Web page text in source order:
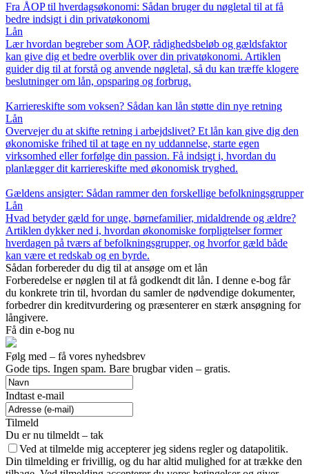
Fra ÅOP til hverdagsøkonomi: Sådan bruger du nøgletal til at få
bedre indsigt i din privatøkonomi
Lån
Lær hvordan begreber som ÅOP, rådighedsbeløb og gældsfaktor
kan give dig et bedre overblik over din privatøkonomi. Artiklen
guider dig til at forstå og anvende nøgletal, så du kan træffe klogere
beslutninger om lån, opsparing og forbrug.
Karriereskifte som voksen? Sådan kan lån støtte din nye retning
Lån
Overvejer du at skifte retning i arbejdslivet? Et lån kan give dig den
økonomiske frihed til at tage en ny uddannelse, starte egen
virksomhed eller forfølge din passion. Få indsigt i, hvordan du
planlægger dit karriereskifte med økonomisk tryghed.
Gældens ansigter: Sådan rammer den forskellige befolkningsgrupper
Lån
Hvad betyder gæld for unge, børnefamilier, midaldrende og ældre?
Artiklen dykker ned i, hvordan økonomiske forpligtelser former
hverdagen på tværs af befolkningsgrupper, og hvorfor gæld både
kan være et redskab og en byrde.
Sådan forbereder du dig til at ansøge om et lån
Forberedelse er nøglen til at få godkendt dit lån. I denne e-bog får
du konkrete trin til, hvordan du samler de nødvendige dokumenter,
forbedrer din kreditvurdering og præsenterer en stærk ansøgning for
långivere.
Få din e-bog nu
Følg med – få vores nyhedsbrev
Gode tips. Ingen spam. Bare brugbar viden – gratis.
Indtast e-mail
Tilmeld
Du er nu tilmeldt – tak
Ved at tilmelde mig accepterer jeg sidens regler og datapolitik.
Din tilmelding er frivillig, og du har altid mulighed for at trække den